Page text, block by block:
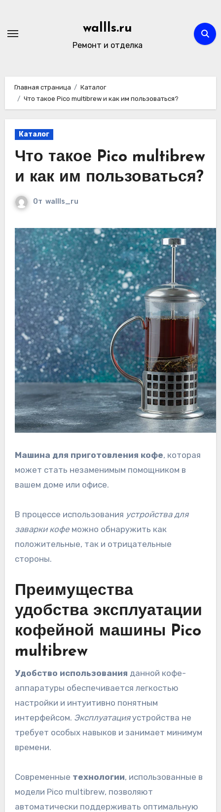
содержимому
wallls.ru
Ремонт и отделка
Главная страница
Каталог
Что такое Pico multibrew и как им пользоваться?
Каталог
Что такое Pico multibrew
и как им пользоваться?
От wallls_ru
Машина для приготовления кофе, которая
может стать незаменимым помощником в
вашем доме или офисе.
В процессе использования устройства для
заварки кофеможно обнаружить как
положительные, так и отрицательные
стороны.
Преимущества
удобства эксплуатации
кофейной машины Pico
multibrew
Удобство использования данной кофе-
аппаратуры обеспечивается легкостью
настройки и интуитивно понятным
интерфейсом. Эксплуатацияустройства не
требует особых навыков и занимает минимум
времени.
Современные технологии, использованные в
модели Pico multibrew, позволяют
автоматически поддерживать оптимальную